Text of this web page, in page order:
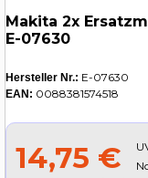
Makita 2x
E-07630
Hersteller Nr.: E-07630
EAN: 0088381574518
14,75 €